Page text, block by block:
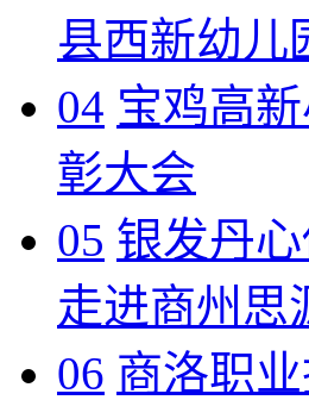
县西新幼儿
04 宝鸡高
彰大会
05 银发丹
走进商州思
06 商洛职